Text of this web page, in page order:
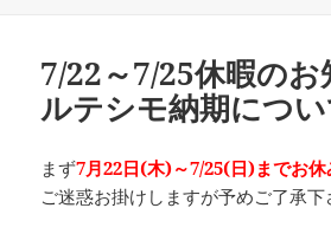
ー
7/22～7/25休暇の
ルテシモ納期につ
まず7月22日(木)～7/25(日)までお休
ご迷惑お掛けしますが予めご了承下